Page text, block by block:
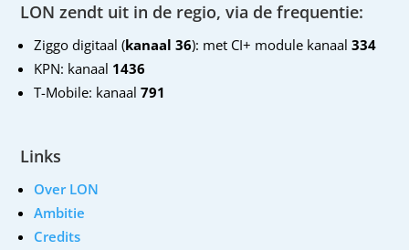
LON zendt uit in de regio, via de frequentie:
Ziggo digitaal (kanaal 36): met CI+ module kanaal 334
KPN: kanaal 1436
T-Mobile: kanaal791
Links
Over LON
Ambitie
Credits